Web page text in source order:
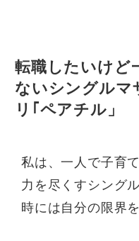
転職したいけど
ないシングルマ
リ｢ペアチル」
私は、一人で子育
力を尽くすシング
時には自分の限界